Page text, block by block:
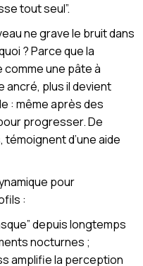
tout seul”.
ne grave le bruit dans
? Parce que la
une pâte à
ancré, plus il devient
: même après des
progresser. De
d’une aide
pour
:
depuis longtemps
nocturnes ;
amplifie la perception